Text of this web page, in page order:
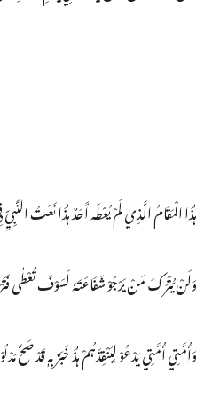
ہٰذَا الْمَقَامُ الَّذِي لَمْ یُعْطَہ أَحَدٌ ہٰذَا نَعْتُ
وَلَنْ یُّتْرَکَ مَنْ یَرْجُوْ شَفَاعَتَهٗ لَسَوْفَ تُعْطٰی
وَأُمَّتِي أُمَّتِي یَدْعُوْ لِیُنْقِذَہُمْ ہٰذَ خَبَرٌ بِہٖ قَدْ صَحَّ